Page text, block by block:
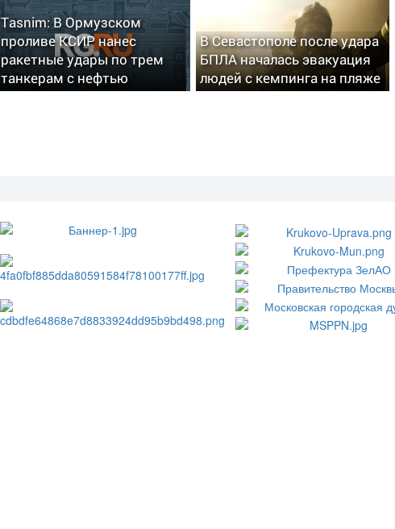
Tasnim: В Ормузском
проливе КСИР нанес
ракетные удары по трем
танкерам с нефтью
В Севастополе после удара
БПЛА началась эвакуация
людей с кемпинга на пляже